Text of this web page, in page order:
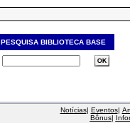
PESQUISA BIBLIOTECA BASE
Notícias| Eventos|
Bônus|